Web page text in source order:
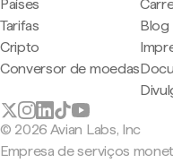
Países
Tarifas
Cripto
Conversor de moedas
Blog
© 2026 Avian Labs, Inc
Empresa de serviços